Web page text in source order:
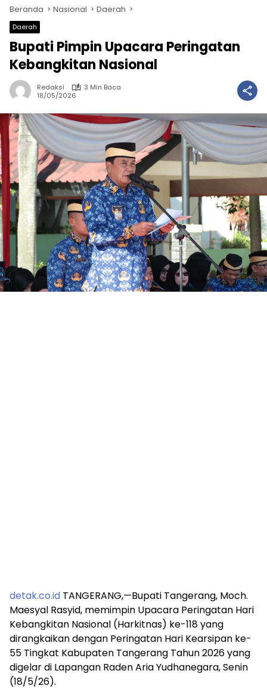
Beranda Nasional Daerah
Daerah
Bupati Pimpin Upacara Peringatan
Kebangkitan Nasional
Redaksi
3 Min Baca
18/05/2026
detak.co.id TANGERANG,—Bupati Tangerang, Moch.
Maesyal Rasyid, memimpin Upacara Peringatan Hari
Kebangkitan Nasional (Harkitnas) ke-118 yang
dirangkaikan dengan Peringatan Hari Kearsipan ke-
55 Tingkat Kabupaten Tangerang Tahun 2026 yang
digelar di Lapangan Raden Aria Yudhanegara, Senin
(18/5/26).